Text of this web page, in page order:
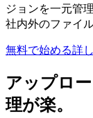
ジョンを一元管理
社内外のファイ
無料で始める詳
アップロ
理が楽。